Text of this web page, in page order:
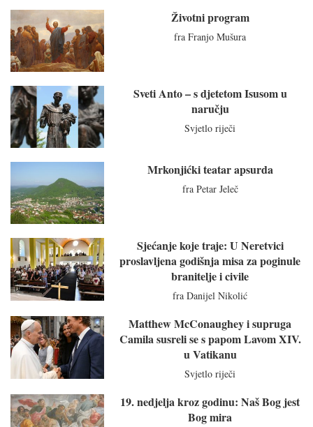
Životni program
fra Franjo Mušura
Sveti Anto – s djetetom Isusom u
naručju
Svjetlo riječi
Mrkonjićki teatar apsurda
fra Petar Jeleč
Sjećanje koje traje: U Neretvici
proslavljena godišnja misa za poginule
branitelje i civile
fra Danijel Nikolić
Matthew McConaughey i supruga
Camila susreli se s papom Lavom XIV.
u Vatikanu
Svjetlo riječi
19. nedjelja kroz godinu: Naš Bog jest
Bog mira